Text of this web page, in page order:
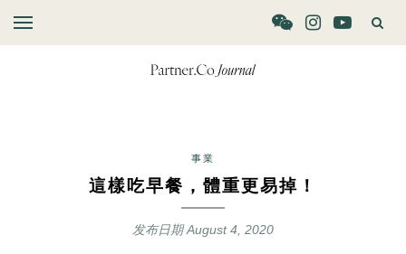
事業
這樣吃早餐，體重更易掉！
发布日期August 4, 2020